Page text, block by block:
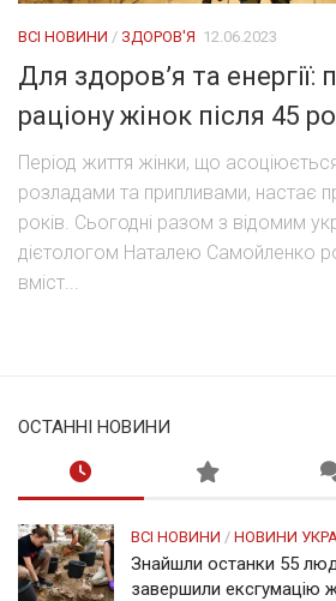
ВСІ НОВИНИ / ЗДОРОВ'Я 12.06.2023
Для здоров’я та енергії:
раціону жінок після 45
Період життя жінки, що
розладами та припливами, настає
років. Сьогодні разом з відомим
дієтологом Наталею Самойленко
вміст...
ОСТАННІ НОВИНИ
ВСІ НОВИНИ / НОВИНИ
Знайшли останки 55
завершили ексгумацію